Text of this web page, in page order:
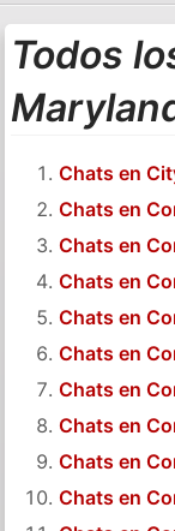
Todos
Chats en
Chats en
Chats en
Chats en
Chats en
Chats en
Chats en
Chats en
Chats en
Chats en